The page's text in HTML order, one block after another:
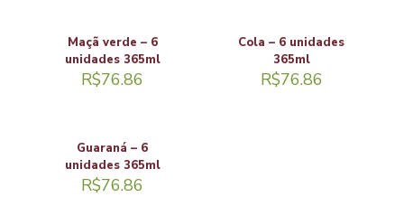
Maçã verde – 6
unidades 365ml
R$76.86
Cola – 6 unidades
365ml
R$76.86
Guaraná – 6
unidades 365ml
R$76.86